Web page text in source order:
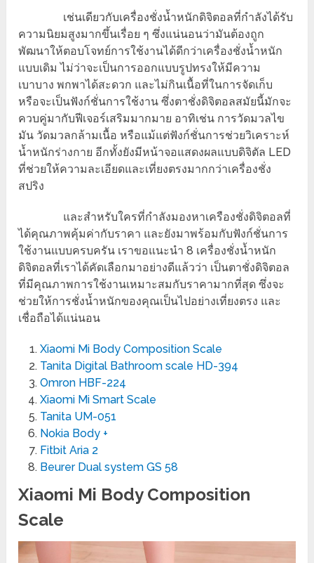
เช่นเดียวกับเครื่องชั่งน้ำหนักดิจิตอลที่กำลังได้รับ
ความนิยมสูงมากขึ้นเรื่อย ๆ ซึ่งแน่นอนว่ามันต้องถูก
พัฒนาให้ตอบโจทย์การใช้งานได้ดีกว่าเครื่องชั่งน้ำหนัก
แบบเดิม ไม่ว่าจะเป็นการออกแบบรูปทรงให้มีความ
เบาบาง พกพาได้สะดวก และไม่กินเนื้อที่ในการจัดเก็บ
หรือจะเป็นฟังก์ชั่นการใช้งาน ซึ่งตาชั่งดิจิตอลสมัยนี้มักจะ
ควบคู่มากับฟีเจอร์เสริมมากมาย อาทิเช่น การวัดมวลไข
มัน วัดมวลกล้ามเนื้อ หรือแม้แต่ฟังก์ชั่นการช่วยวิเคราะห์
น้ำหนักร่างกาย อีกทั้งยังมีหน้าจอแสดงผลแบบดิจิตัล LED
ที่ช่วยให้ความละเอียดและเที่ยงตรงมากกว่าเครื่องชั่ง
สปริง
และสำหรับใครที่กำลังมองหาเครืองชั่งดิจิตอลที่
ได้คุณภาพคุ้มค่ากับราคา และยังมาพร้อมกับฟังก์ชั่นการ
ใช้งานแบบครบครัน เราขอแนะนำ 8 เครื่องชั่งน้ำหนัก
ดิจิตอลที่เราได้คัดเลือกมาอย่างดีแล้วว่า เป็นตาชั่งดิจิตอล
ที่มีคุณภาพการใช้งานเหมาะสมกับราคามากที่สุด ซึ่งจะ
ช่วยให้การชั่งน้ำหนักของคุณเป็นไปอย่างเที่ยงตรง และ
เชื่อถือได้แน่นอน
Xiaomi Mi Body Composition Scale
Tanita Digital Bathroom scale HD-394
Omron HBF-224
Xiaomi Mi Smart Scale
Tanita UM-051
Nokia Body +
Fitbit Aria 2
Beurer Dual system GS 58
Xiaomi Mi Body Composition
Scale